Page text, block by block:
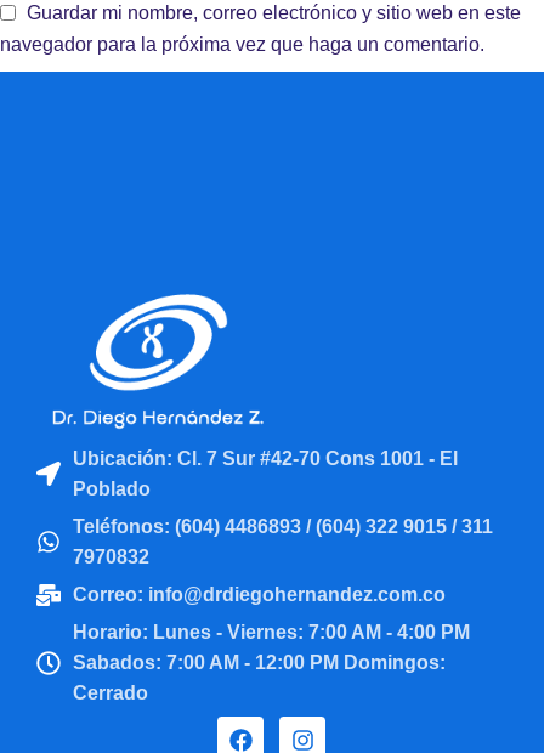
Guardar mi nombre, correo electrónico y sitio web en este
navegador para la próxima vez que haga un comentario.
Ubicación: Cl. 7 Sur #42-70 Cons 1001 - El
Poblado
Teléfonos: (604) 4486893 / (604) 322 9015 / 311
7970832
Correo: info@drdiegohernandez.com.co
Horario: Lunes - Viernes: 7:00 AM - 4:00 PM
Sabados: 7:00 AM - 12:00 PM Domingos:
Cerrado